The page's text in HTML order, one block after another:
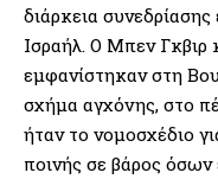
διάρκεια
Ισραήλ. Ο Μπεν Γκβιρ
εμφανίστηκαν στη
σχήμα αγχόνης, στο
ήταν το νομοσχέδιο
ποινής σε βάρος όσων